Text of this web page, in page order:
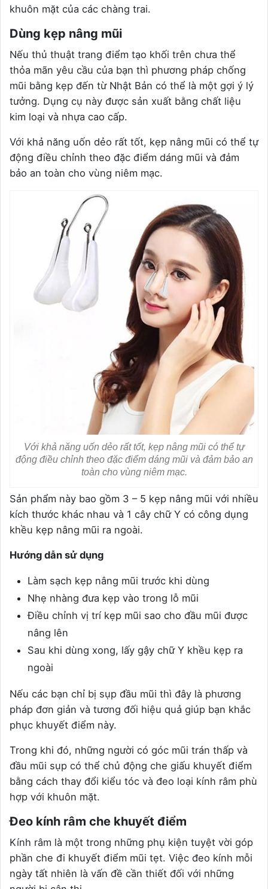
khuôn mặt của các chàng trai.
Dùng kẹp nâng mũi
Nếu thủ thuật trang điểm tạo khối trên chưa thể
thỏa mãn yêu cầu của bạn thì phương pháp chống
mũi bằng kẹp đến từ Nhật Bản có thể là một gợi ý lý
tưởng. Dụng cụ này được sản xuất bằng chất liệu
kim loại và nhựa cao cấp.
Với khả năng uốn dẻo rất tốt, kẹp nâng mũi có thể tự
động điều chỉnh theo đặc điểm dáng mũi và đảm
bảo an toàn cho vùng niêm mạc.
Với khả năng uốn dẻo rất tốt, kẹp nâng mũi có thể tự
động điều chỉnh theo đặc điểm dáng mũi và đảm bảo an
toàn cho vùng niêm mạc.
Sản phẩm này bao gồm 3 – 5 kẹp nâng mũi với nhiều
kích thước khác nhau và 1 cây chữ Y có công dụng
khều kẹp nâng mũi ra ngoài.
Hướng dẫn sử dụng
Làm sạch kẹp nâng mũi trước khi dùng
Nhẹ nhàng đưa kẹp vào trong lỗ mũi
Điều chỉnh vị trí kẹp mũi sao cho đầu mũi được
nâng lên
Sau khi dùng xong, lấy gậy chữ Y khều kẹp ra
ngoài
Nếu các bạn chỉ bị sụp đầu mũi thì đây là phương
pháp đơn giản và tương đối hiệu quả giúp bạn khắc
phục khuyết điểm này.
Trong khi đó, những người có góc mũi trán thấp và
đầu mũi sụp có thể chủ động che giấu khuyết điểm
bằng cách thay đổi kiểu tóc và đeo loại kính râm phù
hợp với khuôn mặt.
Đeo kính râm che khuyết điểm
Kính râm là một trong những phụ kiện tuyệt vời góp
phần che đi khuyết điểm mũi tẹt. Việc đeo kính mỗi
ngày tất nhiên là vấn đề cần thiết đối với những